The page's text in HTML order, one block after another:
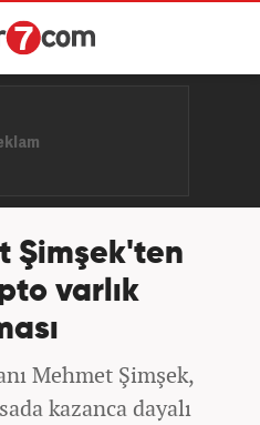
Şimşek'ten
varlık
Mehmet Şimşek,
kazanca dayalı